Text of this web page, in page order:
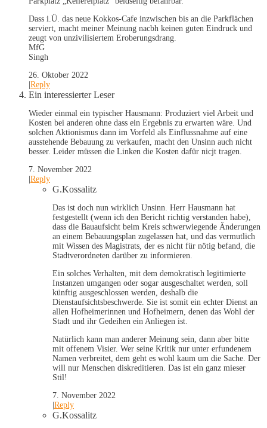
Dass i.Ü. das neue Kokkos-Cafe inzwischen bis an die Parkflächen
serviert, macht meiner Meinung nacbh keinen guten Eindruck und
zeugt von unzivilisiertem Eroberungsdrang.
MfG
Singh
26. Oktober 2022
Reply
Ein interessierter Leser
Wieder einmal ein typischer Hausmann: Produziert viel Arbeit und
Kosten bei anderen ohne dass ein Ergebnis zu erwarten wäre. Und
solchen Aktionismus dann im Vorfeld als Einflussnahme auf eine
ausstehende Bebauung zu verkaufen, macht den Unsinn auch nicht
besser. Leider müssen die Linken die Kosten dafür nicjt tragen.
7. November 2022
Reply
G.Kossalitz
Das ist doch nun wirklich Unsinn. Herr Hausmann hat
festgestellt (wenn ich den Bericht richtig verstanden habe),
dass die Bauaufsicht beim Kreis schwerwiegende Änderungen
an einem Bebauungsplan zugelassen hat, und das vermutlich
mit Wissen des Magistrats, der es nicht für nötig befand, die
Stadtverordneten darüber zu informieren.
Ein solches Verhalten, mit dem demokratisch legitimierte
Instanzen umgangen oder sogar ausgeschaltet werden, soll
künftig ausgeschlossen werden, deshalb die
Dienstaufsichtsbeschwerde. Sie ist somit ein echter Dienst an
allen Hofheimerinnen und Hofheimern, denen das Wohl der
Stadt und ihr Gedeihen ein Anliegen ist.
Natürlich kann man anderer Meinung sein, dann aber bitte
mit offenem Visier. Wer seine Kritik nur unter erfundenem
Namen verbreitet, dem geht es wohl kaum um die Sache. Der
will nur Menschen diskreditieren. Das ist ein ganz mieser
Stil!
7. November 2022
Reply
G.Kossalitz